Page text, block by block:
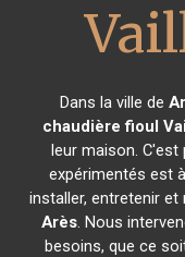
Dans la ville de
chaudière fioul
leur maison. C'est
expérimentés est
installer, entretenir et
Arès. Nous
besoins, que ce